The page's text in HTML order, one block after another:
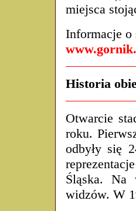
miejsca
Informacje o
Historia
Otwarcie
roku.
odbyły się
Śląska. Na
widzów. W